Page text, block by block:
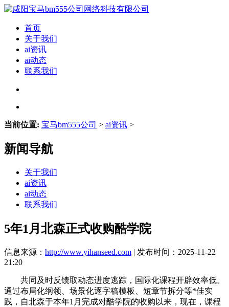
首页
关于我们
ai资讯
ai动态
联系我们
当前位置: 宝马bm555公司 > ai资讯 >
新闻导航
关于我们
ai资讯
ai动态
联系我们
5年1月北森正式收购酷学院
信息来源： http://www.yihanseed.com | 发布时间：2025-11-22
21:20
共同及时反馈取动态进度逃踪，国际化课程开辟效率低。
通过布局化纲领、场景化逐字稿模板、短章节拆分等*佳实
践，自北森于本年1月完成对酷学院的收购以来，现在，课程